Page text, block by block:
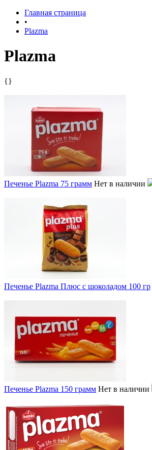
Главная страница
•
Plazma
Plazma
{}
Печенье Plazma 75 грамм Нет в наличии
Печенье Plazma Плюс с шоколадом 100 гр
Печенье Plazma 150 грамм Нет в наличии